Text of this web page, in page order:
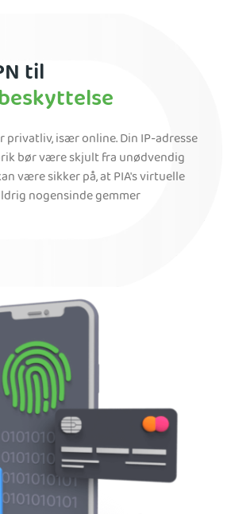
til
privatliv, især online. Din IP-adresse
bør være skjult fra unødvendig
være sikker på, at PIA's virtuelle
nogensinde gemmer